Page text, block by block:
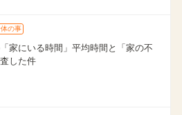
の事
家にいる時間」平均時間と「家の不
した件